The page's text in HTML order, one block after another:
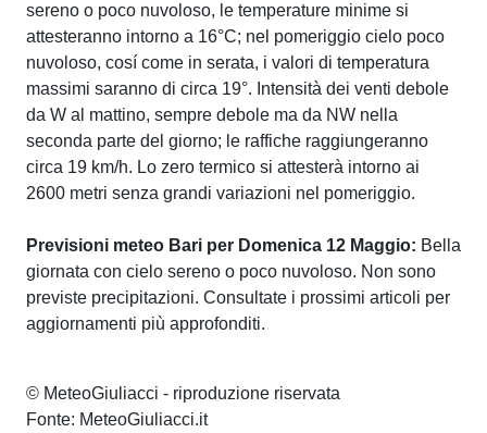
sereno o poco nuvoloso, le temperature minime si
attesteranno intorno a 16°C; nel pomeriggio cielo poco
nuvoloso, cosí come in serata, i valori di temperatura
massimi saranno di circa 19°. Intensità dei venti debole
da W al mattino, sempre debole ma da NW nella
seconda parte del giorno; le raffiche raggiungeranno
circa 19 km/h. Lo zero termico si attesterà intorno ai
2600 metri senza grandi variazioni nel pomeriggio.
Previsioni meteo Bari per Domenica 12 Maggio: Bella
giornata con cielo sereno o poco nuvoloso. Non sono
previste precipitazioni. Consultate i prossimi articoli per
aggiornamenti più approfonditi.
© MeteoGiuliacci - riproduzione riservata
Fonte: MeteoGiuliacci.it